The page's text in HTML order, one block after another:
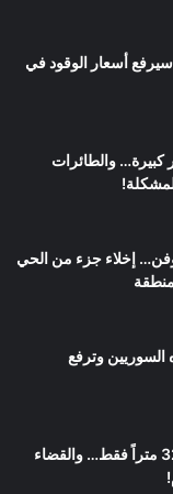
أسعار الوقود في
والطائرات
إخلاء جزء من الحي
السوريين وترفع
أم و3 أطفال يعيشون في 32 متراً فقط… والقضاء